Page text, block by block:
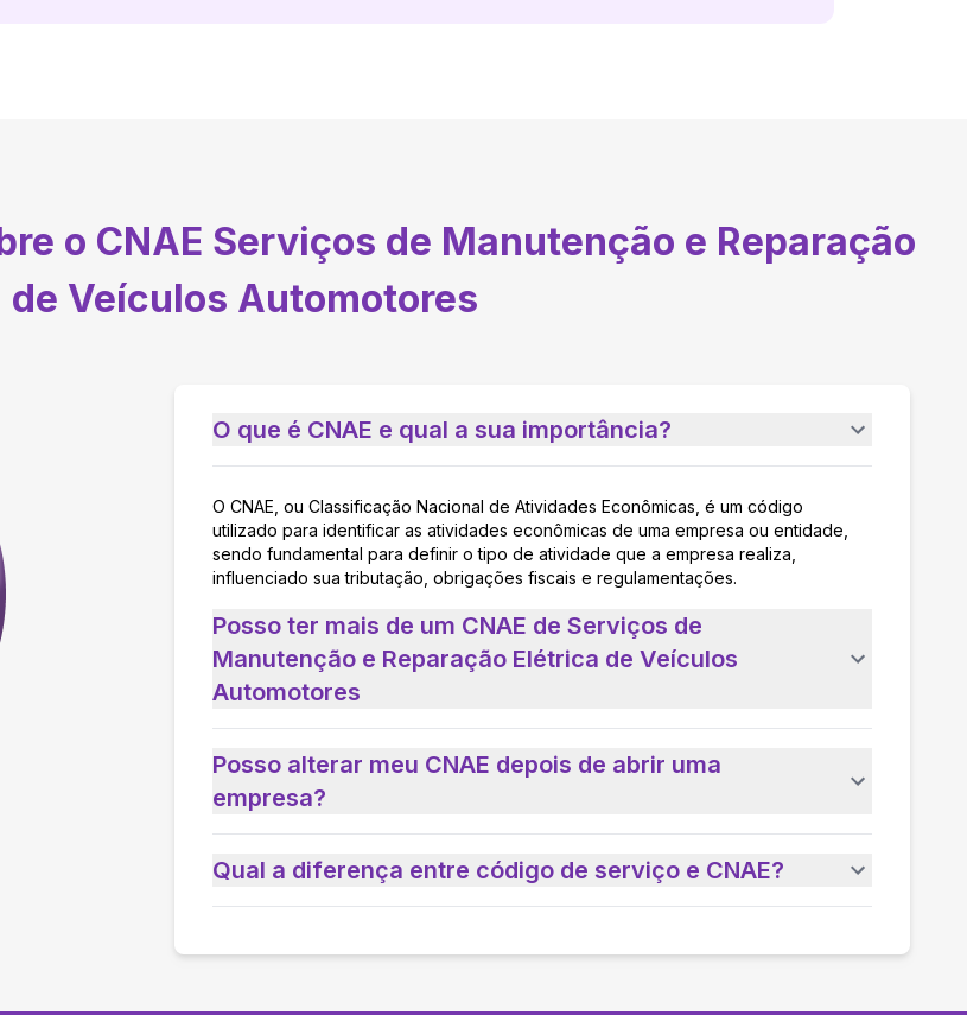
o CNAE Serviços de Manutenção e Reparação
de Veículos Automotores
O que é CNAE e qual a sua importância?
O CNAE, ou Classificação Nacional de Atividades Econômicas, é um código
utilizado para identificar as atividades econômicas de uma empresa ou entidade,
sendo fundamental para definir o tipo de atividade que a empresa realiza,
influenciado sua tributação, obrigações fiscais e regulamentações.
Posso ter mais de um CNAE de Serviços de
Manutenção e Reparação Elétrica de Veículos
Automotores
Posso alterar meu CNAE depois de abrir uma
empresa?
Qual a diferença entre código de serviço e CNAE?